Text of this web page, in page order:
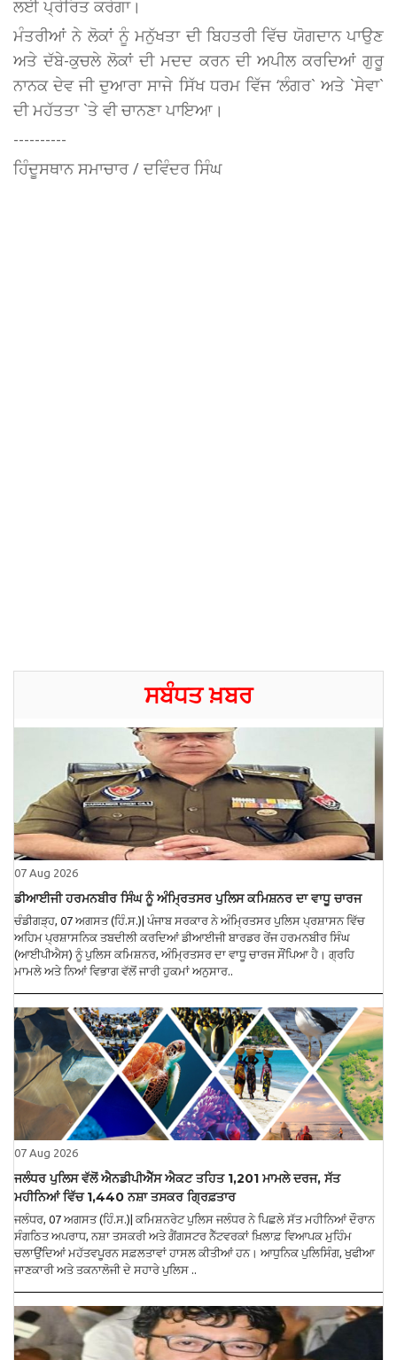
ਲਈ ਪ੍ਰੇਰਿਤ ਕਰੇਗਾ।
ਮੰਤਰੀਆਂ ਨੇ ਲੋਕਾਂ ਨੂੰ ਮਨੁੱਖਤਾ ਦੀ ਬਿਹਤਰੀ ਵਿੱਚ ਯੋਗਦਾਨ ਪਾਉਣ
ਅਤੇ ਦੱਬੇ-ਕੁਚਲੇ ਲੋਕਾਂ ਦੀ ਮਦਦ ਕਰਨ ਦੀ ਅਪੀਲ ਕਰਦਿਆਂ ਗੁਰੂ
ਨਾਨਕ ਦੇਵ ਜੀ ਦੁਆਰਾ ਸਾਜੇ ਸਿੱਖ ਧਰਮ ਵਿੱਜ ‘ਲੰਗਰ` ਅਤੇ `ਸੇਵਾ`
ਦੀ ਮਹੱਤਤਾ `ਤੇ ਵੀ ਚਾਨਣਾ ਪਾਇਆ।
----------
ਹਿੰਦੂਸਥਾਨ ਸਮਾਚਾਰ / ਦਵਿੰਦਰ ਸਿੰਘ
ਸਬੰਧਤ ਖ਼ਬਰ
07 Aug 2026
ਡੀਆਈਜੀ ਹਰਮਨਬੀਰ ਸਿੰਘ ਨੂੰ ਅੰਮ੍ਰਿਤਸਰ ਪੁਲਿਸ ਕਮਿਸ਼ਨਰ ਦਾ ਵਾਧੂ ਚਾਰਜ
ਚੰਡੀਗੜ੍ਹ, 07 ਅਗਸਤ (ਹਿੰ.ਸ.)| ਪੰਜਾਬ ਸਰਕਾਰ ਨੇ ਅੰਮ੍ਰਿਤਸਰ ਪੁਲਿਸ ਪ੍ਰਸ਼ਾਸਨ ਵਿੱਚ
ਅਹਿਮ ਪ੍ਰਸ਼ਾਸਨਿਕ ਤਬਦੀਲੀ ਕਰਦਿਆਂ ਡੀਆਈਜੀ ਬਾਰਡਰ ਰੇਂਜ ਹਰਮਨਬੀਰ ਸਿੰਘ
(ਆਈਪੀਐਸ) ਨੂੰ ਪੁਲਿਸ ਕਮਿਸ਼ਨਰ, ਅੰਮ੍ਰਿਤਸਰ ਦਾ ਵਾਧੂ ਚਾਰਜ ਸੌਂਪਿਆ ਹੈ। ਗ੍ਰਹਿ
ਮਾਮਲੇ ਅਤੇ ਨਿਆਂ ਵਿਭਾਗ ਵੱਲੋਂ ਜਾਰੀ ਹੁਕਮਾਂ ਅਨੁਸਾਰ..
07 Aug 2026
ਜਲੰਧਰ ਪੁਲਿਸ ਵੱਲੋਂ ਐਨਡੀਪੀਐੱਸ ਐਕਟ ਤਹਿਤ 1,201 ਮਾਮਲੇ ਦਰਜ, ਸੱਤ
ਮਹੀਨਿਆਂ ਵਿੱਚ 1,440 ਨਸ਼ਾ ਤਸਕਰ ਗ੍ਰਿਫ਼ਤਾਰ
ਜਲੰਧਰ, 07 ਅਗਸਤ (ਹਿੰ.ਸ.)| ਕਮਿਸ਼ਨਰੇਟ ਪੁਲਿਸ ਜਲੰਧਰ ਨੇ ਪਿਛਲੇ ਸੱਤ ਮਹੀਨਿਆਂ ਦੌਰਾਨ
ਸੰਗਠਿਤ ਅਪਰਾਧ, ਨਸ਼ਾ ਤਸਕਰੀ ਅਤੇ ਗੈਂਗਸਟਰ ਨੈੱਟਵਰਕਾਂ ਖ਼ਿਲਾਫ਼ ਵਿਆਪਕ ਮੁਹਿੰਮ
ਚਲਾਉਂਦਿਆਂ ਮਹੱਤਵਪੂਰਨ ਸਫ਼ਲਤਾਵਾਂ ਹਾਸਲ ਕੀਤੀਆਂ ਹਨ। ਆਧੁਨਿਕ ਪੁਲਿਸਿੰਗ, ਖੁਫੀਆ
ਜਾਣਕਾਰੀ ਅਤੇ ਤਕਨਾਲੋਜੀ ਦੇ ਸਹਾਰੇ ਪੁਲਿਸ ..